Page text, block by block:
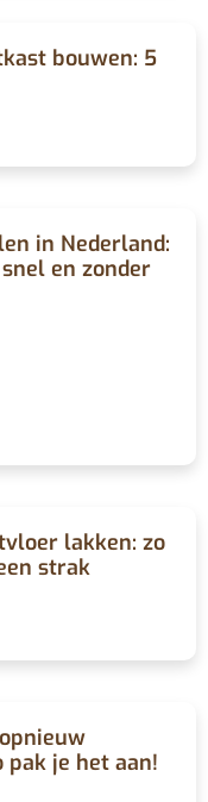
bouwen: 5
in Nederland:
en zonder
lakken: zo
strak
pak je het aan!